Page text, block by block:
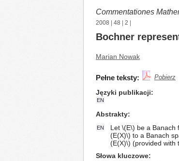
Commentationes
2008 48 2
Bochner
Marian Nowak
Pełne teksty: Pobierz
Języki publikacji
EN
Abstrakty
EN
Let \(E\) be a Banach
(E(X)\) to a Banach
(E(X)\) (provided with
Słowa kluczowe